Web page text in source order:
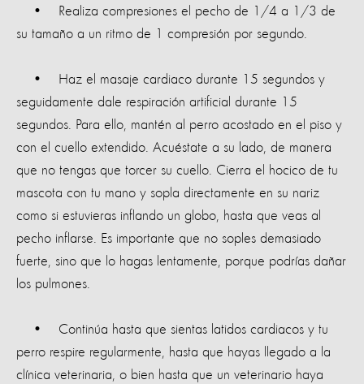
• Realiza compresiones el pecho de 1/4 a 1/3 de
su tamaño a un ritmo de 1 compresión por segundo.
• Haz el masaje cardiaco durante 15 segundos y
seguidamente dale respiración artificial durante 15
segundos. Para ello, mantén al perro acostado en el piso y
con el cuello extendido. Acuéstate a su lado, de manera
que no tengas que torcer su cuello. Cierra el hocico de tu
mascota con tu mano y sopla directamente en su nariz
como si estuvieras inflando un globo, hasta que veas al
pecho inflarse. Es importante que no soples demasiado
fuerte, sino que lo hagas lentamente, porque podrías dañar
los pulmones.
• Continúa hasta que sientas latidos cardiacos y tu
perro respire regularmente, hasta que hayas llegado a la
clínica veterinaria, o bien hasta que un veterinario haya